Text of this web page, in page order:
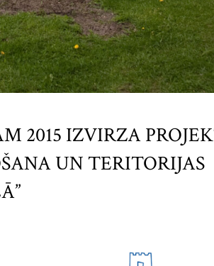
2015 IZVIRZA
UN TERITORIJAS